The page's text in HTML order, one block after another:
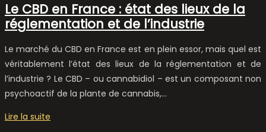
Le CBD en France : état des lieux de la
réglementation et de l’industrie
Le marché du CBD en France est en plein essor, mais quel est
véritablement l’état des lieux de la réglementation et de
l’industrie ? Le CBD – ou cannabidiol – est un composant non
psychoactif de la plante de cannabis,…
Lire la suite